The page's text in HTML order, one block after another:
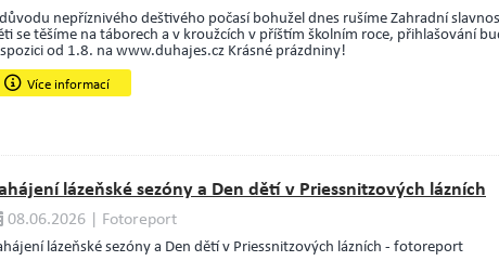
nepříznivého deštivého počasí bohužel dnes rušíme Zahradní
se těšíme na táborech a v kroužcích v příštím školním roce, přihlašování
od 1.8. na www.duhajes.cz Krásné prázdniny!
Více informací
lázeňské sezóny a Den dětí v Priessnitzových lázních
08.06.2026 | Fotoreport
lázeňské sezóny a Den dětí v Priessnitzových lázních - fotoreport